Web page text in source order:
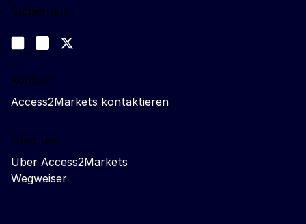
Sicherheit
Join us on LinkedIn
Trade-Off podcast
Kontakt
Access2Markets kontaktieren
Über uns
Über Access2Markets
Wegweiser